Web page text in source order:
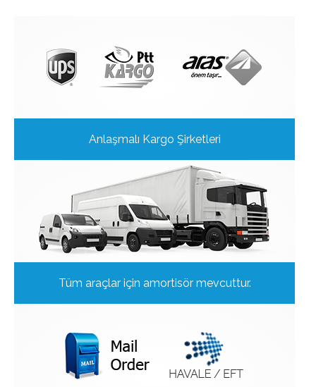
Anlaşmalı Kargo Şirketleri
Tüm araçlar için amortisör mevcuttur.